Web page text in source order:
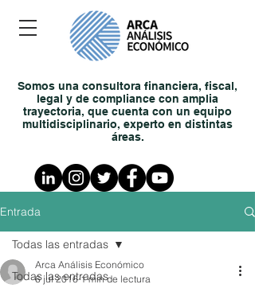
Somos una consultora financiera, fiscal,
legal y de compliance con amplia
trayectoria, que cuenta con un equipo
multidisciplinario, experto en distintas
áreas.
Entrada
Todas las entradas
Todas las entradas
Arca Análisis Económico
6 jul 2016 1 min de lectura